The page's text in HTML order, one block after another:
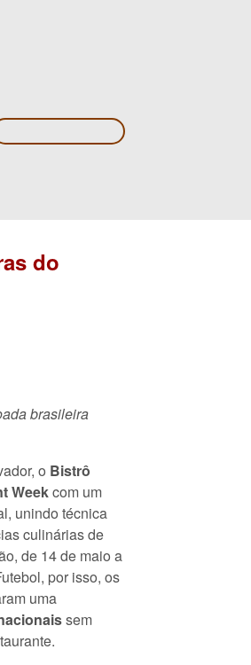
do
brasileira
o Bistrô
Weekcom um
unindo técnica
culinárias de
de 14 de maio a
por isso, os
uma
sem